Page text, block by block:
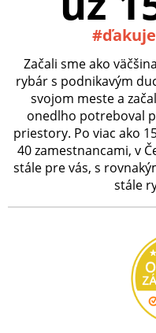
Začali sme ako
rybár s podnikavým
svojom meste a
onedlho potreboval
priestory. Po viac ako
40 zamestnancami, v
stále pre vás, s
stále